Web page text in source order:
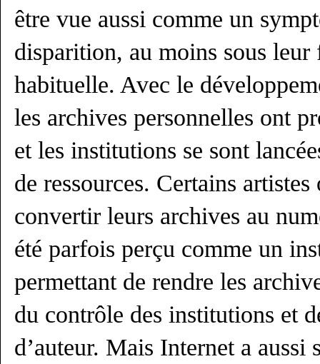
être vue aussi comme un
disparition, au moins sous
habituelle. Avec le
les archives personnelles ont
et les institutions se sont
de ressources. Certains
convertir leurs archives au
été parfois perçu comme un
permettant de rendre les
du contrôle des institutions et
d’auteur. Mais Internet a